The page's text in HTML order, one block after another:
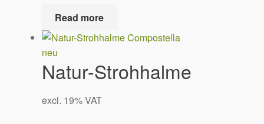
AGB
Deutsch
English
Read more
neu
Natur-Strohhalme
excl. 19% VAT